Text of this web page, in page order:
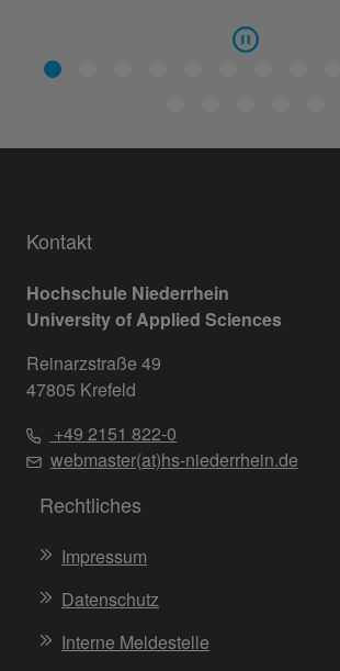
Kontakt
Hochschule Niederrhein
University of Applied Sciences
Reinarzstraße 49
47805 Krefeld
+49 2151 822-0
webmaster(at)hs-niederrhein.de
Rechtliches
Impressum
Datenschutz
Interne Meldestelle